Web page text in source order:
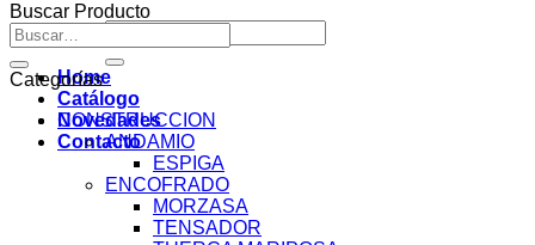
Buscar
por:
Home
Catálogo
Novedades
Contacto
Buscar Producto
Buscar
por:
Categorías
CONSTRUCCION
ANDAMIO
ESPIGA
ENCOFRADO
MORZASA
TENSADOR